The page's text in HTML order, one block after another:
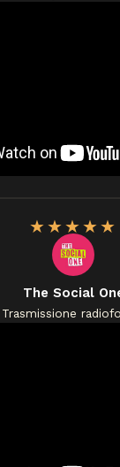
★★★★★
The Social
Trasmissione